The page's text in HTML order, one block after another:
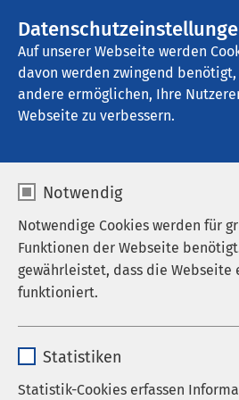
Auf unserer Webseite werden
davon werden zwingend benötigt,
andere ermöglichen, Ihre
Webseite zu verbessern.
Notwendig
Notwendige Cookies werden für
Funktionen der Webseite
gewährleistet, dass die Webseite
funktioniert.
Anbieter sgalinski
Statistiken
Statistik-Cookies erfassen
AMEOS Klinikum Halberstadt
eit
Der Beauftragte für
nimmt folgende Aufgaben wahr:
Vertreiber im